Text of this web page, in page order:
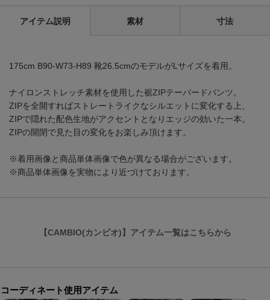
アイテム説明 素材 寸法
175cm B90-W73-H89 靴26.5cmのモデルがLサイズを着用。
ナイロンストレッチ素材を使用した裾ZIPテーパードパンツ。
ZIPを全開すればストレートライクなシルエットに変化する上、
ZIPで隠れた配色生地がアクセントとなりエッジの効いた一本。
ZIPの開閉で見た目の変化をお楽しみ頂けます。
※着用画像と商品単体画像で色が異なる場合がございます。
※商品単体画像を実物により近づけております。
【CAMBIO(カンビオ)】アイテム一覧はこちらから
コーディネート使用アイテム